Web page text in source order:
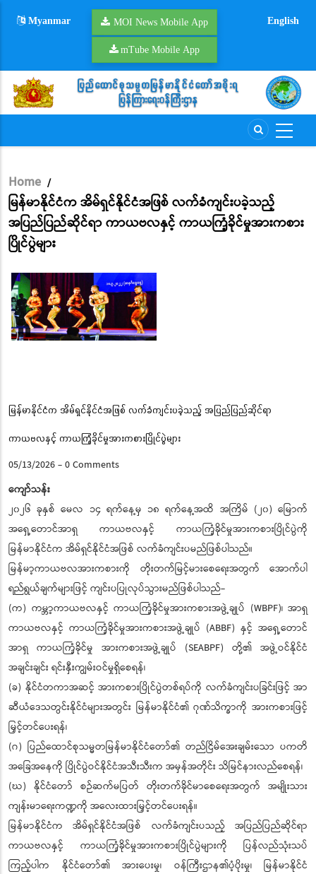
Myanmar MOI News Mobile App
mTube Mobile App
English
Breadcrumb
Home /
မြန်မာနိုင်ငံက အိမ်ရှင်နိုင်ငံအဖြစ် လက်ခံကျင်းပခဲ့သည့်
အပြည်ပြည်ဆိုင်ရာ ကာယဗလနှင့် ကာယကြံ့ခိုင်မှုအားကစား
ပြိုင်ပွဲများ
မြန်မာနိုင်ငံက အိမ်ရှင်နိုင်ငံအဖြစ် လက်ခံကျင်းပခဲ့သည့် အပြည်ပြည်ဆိုင်ရာ
ကာယဗလနှင့် ကာယကြံ့ခိုင်မှုအားကစားပြိုင်ပွဲများ
05/13/2026-0 Comments
ကျော်သန်း
၂၀၂၆ ခုနှစ် မေလ ၁၄ ရက်နေ့မှ ၁၈ ရက်နေ့အထိ အကြိမ် (၂၀) မြောက်
အရှေ့တောင်အာရှ ကာယဗလနှင့် ကာယကြံ့ခိုင်မှုအားကစားပြိုင်ပွဲကို
မြန်မာနိုင်ငံက အိမ်ရှင်နိုင်ငံအဖြစ် လက်ခံကျင်းပမည်ဖြစ်ပါသည်။
မြန်မာ့ကာယဗလအားကစားကို တိုးတက်မြင့်မားစေရေးအတွက် အောက်ပါ
ရည်ရွယ်ချက်များဖြင့် ကျင်းပပြုလုပ်သွားမည်ဖြစ်ပါသည်-
(က) ကမ္ဘာ့ကာယဗလနှင့် ကာယကြံ့ခိုင်မှုအားကစားအဖွဲ့ချုပ် (WBPF)၊ အာရှ
ကာယဗလနှင့် ကာယကြံ့ခိုင်မှုအားကစားအဖွဲ့ချုပ် (ABBF) နှင့် အရှေ့တောင်
အာရှ ကာယကြံ့ခိုင်မှု အားကစားအဖွဲ့ချုပ် (SEABPF) တို့၏ အဖွဲ့ဝင်နိုင်ငံ
အချင်းချင်း ရင်းနှီးကျွမ်းဝင်မှုရှိစေရန်၊
(ခ) နိုင်ငံတကာအဆင့် အားကစားပြိုင်ပွဲတစ်ရပ်ကို လက်ခံကျင်းပခြင်းဖြင့် အာ
ဆီယံဒေသတွင်းနိုင်ငံများအတွင်း မြန်မာနိုင်ငံ၏ ဂုဏ်သိက္ခာကို အားကစားဖြင့်
မြှင့်တင်ပေးရန်၊
(ဂ) ပြည်ထောင်စုသမ္မတမြန်မာနိုင်ငံတော်၏ တည်ငြိမ်အေးချမ်းသော ပကတိ
အခြေအနေကို ပြိုင်ပွဲဝင်နိုင်ငံအသီးသီးက အမှန်အတိုင်း သိမြင်နားလည်စေရန်၊
(ဃ) နိုင်ငံတော် စဉ်ဆက်မပြတ် တိုးတက်ခိုင်မာစေရေးအတွက် အမျိုးသား
ကျန်းမာရေးကဏ္ဍကို အလေးထားမြှင့်တင်ပေးရန်။
မြန်မာနိုင်ငံက အိမ်ရှင်နိုင်ငံအဖြစ် လက်ခံကျင်းပသည့် အပြည်ပြည်ဆိုင်ရာ
ကာယဗလနှင့် ကာယကြံ့ခိုင်မှုအားကစားပြိုင်ပွဲများကို ပြန်လည်သုံးသပ်
ကြည့်ပါက နိုင်ငံတော်၏ အားပေးမှု၊ ဝန်ကြီးဌာန၏ပံ့ပိုးမှု၊ မြန်မာနိုင်ငံ